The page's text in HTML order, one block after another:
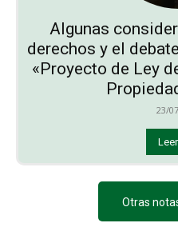
Algunas
derechos y el
«Proyecto de Ley
23/
Otras